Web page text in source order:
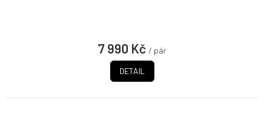
7 990 Kč / pár
DETAIL